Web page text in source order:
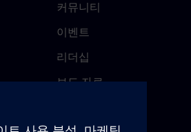
커뮤니티
이벤트
리더십
보도 자료